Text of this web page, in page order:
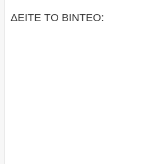
ΔΕΙΤΕ ΤΟ ΒΙΝΤΕΟ: